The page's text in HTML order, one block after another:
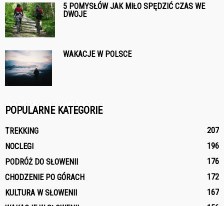
5 POMYSŁÓW JAK MIŁO SPĘDZIĆ CZAS WE
DWOJE
WAKACJE W POLSCE
POPULARNE KATEGORIE
TREKKING
207
NOCLEGI
196
PODRÓŻ DO SŁOWENII
176
CHODZENIE PO GÓRACH
172
KULTURA W SŁOWENII
167